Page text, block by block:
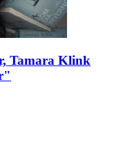
Tamara Klink